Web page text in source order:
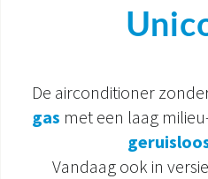
GEÏNTEGREERDE SYSTEMEN
WERELD OS
DOCUMENTATIE PRODUCTEN
De airconditioner
gas met een laag
Vandaag ook in